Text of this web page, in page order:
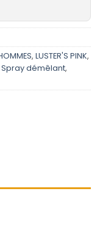
, LUSTER'S PINK,
Spray démêlant,